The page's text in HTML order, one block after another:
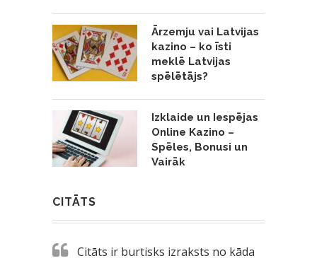
Ārzemju vai Latvijas
kazino – ko īsti
meklē Latvijas
spēlētājs?
Izklaide un Iespējas
Online Kazino –
Spēles, Bonusi un
Vairāk
CITĀTS
Citāts ir burtisks izraksts no kāda